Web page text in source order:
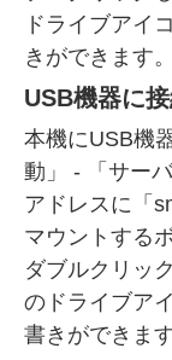
ドライブアイ
きができます。
USB機器に
本機にUSB機
動」 - 「サー
アドレスに「
マウントする
ダブルクリッ
のドライブア
書きができます